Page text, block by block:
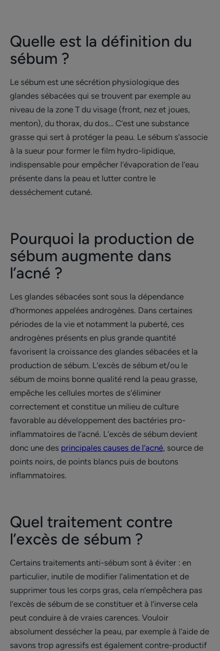
Quelle est la définition du
sébum ?
Le sébum est une sécrétion physiologique des
glandes sébacées qui se trouvent par exemple au
niveau de la zone T du visage (front, nez et joues,
menton), du thorax, du dos… C’est une substance
grasse qui sert à protéger la peau. Le sébum s’associe
à la sueur pour former le film hydro-lipidique,
indispensable pour empêcher l’évaporation de l’eau
présente dans la peau et lutter contre le
desséchement cutané.
Pourquoi la production de
sébum augmente dans
l’acné ?
Les glandes sébacées sont sous la dépendance
d’hormones appelées androgènes. Dans certaines
périodes de la vie et notamment la puberté, ces
androgènes présents en plus grande quantité
favorisent la croissance des glandes sébacées et la
production de sébum. L’excès de sébum et/ou le
sébum de moins bonne qualité rend la peau grasse,
empêche les cellules mortes de s’éliminer
correctement et constitue un milieu de culture
favorable au développement des bactéries pro-
inflammatoires de l’acné. L’excès de sébum devient
donc une des principales causes de l’acné, source de
points noirs, de points blancs puis de boutons
inflammatoires.
Quel traitement contre
l’excès de sébum ?
Certains traitements anti-sébum sont à éviter : en
particulier, inutile de modifier l’alimentation et de
supprimer tous les corps gras, cela n’empêchera pas
l’excès de sébum de se constituer et à l’inverse cela
peut conduire à de vraies carences. Vouloir
absolument dessécher la peau, par exemple à l’aide de
savons trop agressifs est également contre-productif